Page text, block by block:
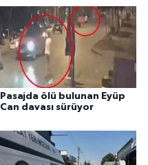
Pasajda ölü bulunan Eyüp
Can davası sürüyor